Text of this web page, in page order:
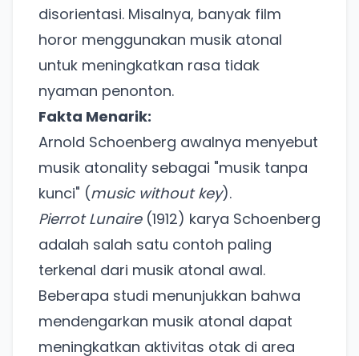
disorientasi. Misalnya, banyak film
horor menggunakan musik atonal
untuk meningkatkan rasa tidak
nyaman penonton.
Fakta Menarik:
Arnold Schoenberg awalnya menyebut
musik atonality sebagai "musik tanpa
kunci" (music without key).
Pierrot Lunaire(1912) karya Schoenberg
adalah salah satu contoh paling
terkenal dari musik atonal awal.
Beberapa studi menunjukkan bahwa
mendengarkan musik atonal dapat
meningkatkan aktivitas otak di area